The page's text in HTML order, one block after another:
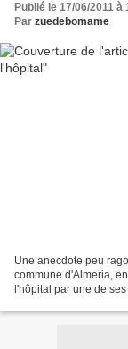
Publié le 17/06/2011 à
Par zuedebomame
Une anecdote peu
commune d'Almeria,
l'hôpital par une de